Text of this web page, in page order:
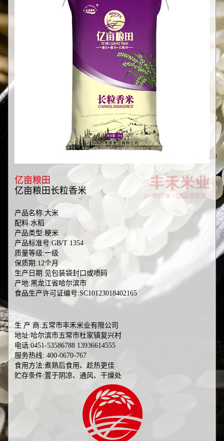
亿亩粮田
亿亩粮田长粒香米
产品名称:大米
配料:水稻
产品类型:粳米
产品标准号:GB/T 1354
质量等级:一级
保质期:12个月
生产日期:见包装袋封口或喷码
产地:黑龙江省哈尔滨市
食品生产许可证编号:SC10123018402165
生 产 商:五常市丰禾米业有限公司
地址:哈尔滨市五常市杜家镇复兴村
电话:0451-53586788 13936614555
服务热线: 400-0670-767
食用方法:煮熟后食用、趁热更佳
贮存条件:置于阴凉、通风、干燥处